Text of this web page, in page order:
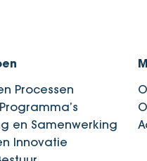
Processen
en Samenwerking
Innovatie